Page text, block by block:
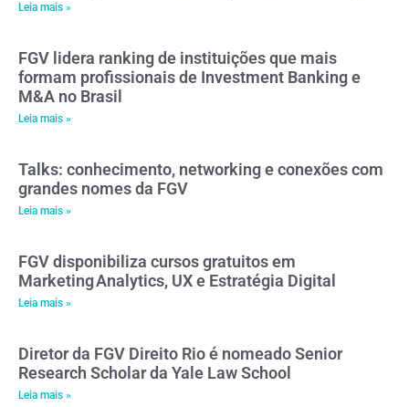
Leia mais »
FGV lidera ranking de instituições que mais
formam profissionais de Investment Banking e
M&A no Brasil
Leia mais »
Talks: conhecimento, networking e conexões com
grandes nomes da FGV
Leia mais »
FGV disponibiliza cursos gratuitos em
Marketing Analytics, UX e Estratégia Digital
Leia mais »
Diretor da FGV Direito Rio é nomeado Senior
Research Scholar da Yale Law School
Leia mais »